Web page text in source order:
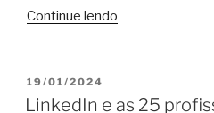
Continue lendo
é
PUBLICADO
EM
19/01/2024
LinkedIn e as 25